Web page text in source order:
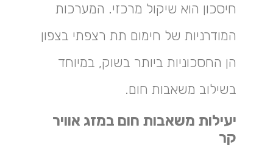
חיסכון הוא שיקול מרכזי. המערכות
המודרניות של חימום תת רצפתי בצפון
הן החסכוניות ביותר בשוק, במיוחד
בשילוב משאבות חום.
יעילות משאבות חום במזג אוויר
קר